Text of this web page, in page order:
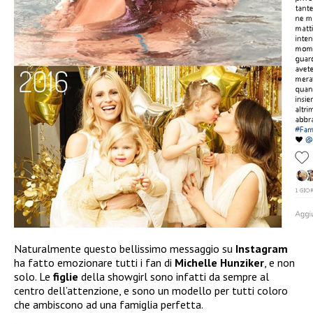
Naturalmente questo bellissimo messaggio su Instagram
ha fatto emozionare tutti i fan di Michelle Hunziker , e non
solo. Le figlie della showgirl sono infatti da sempre al
centro dell’attenzione, e sono un modello per tutti coloro
che ambiscono ad una famiglia perfetta.